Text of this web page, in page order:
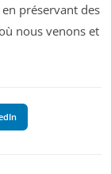
préservant des
nous venons et